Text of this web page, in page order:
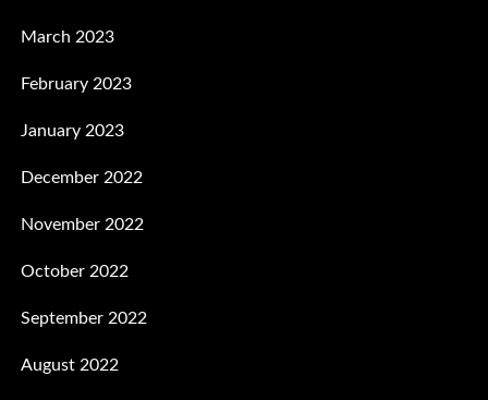
March 2023
February 2023
January 2023
December 2022
November 2022
October 2022
September 2022
August 2022